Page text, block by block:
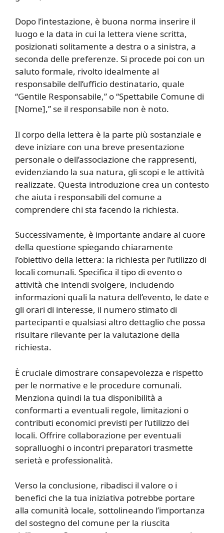
Dopo l’intestazione, è buona norma inserire il
luogo e la data in cui la lettera viene scritta,
posizionati solitamente a destra o a sinistra, a
seconda delle preferenze. Si procede poi con un
saluto formale, rivolto idealmente al
responsabile dell’ufficio destinatario, quale
“Gentile Responsabile,” o “Spettabile Comune di
[Nome],” se il responsabile non è noto.
Il corpo della lettera è la parte più sostanziale e
deve iniziare con una breve presentazione
personale o dell’associazione che rappresenti,
evidenziando la sua natura, gli scopi e le attività
realizzate. Questa introduzione crea un contesto
che aiuta i responsabili del comune a
comprendere chi sta facendo la richiesta.
Successivamente, è importante andare al cuore
della questione spiegando chiaramente
l’obiettivo della lettera: la richiesta per l’utilizzo di
locali comunali. Specifica il tipo di evento o
attività che intendi svolgere, includendo
informazioni quali la natura dell’evento, le date e
gli orari di interesse, il numero stimato di
partecipanti e qualsiasi altro dettaglio che possa
risultare rilevante per la valutazione della
richiesta.
È cruciale dimostrare consapevolezza e rispetto
per le normative e le procedure comunali.
Menziona quindi la tua disponibilità a
conformarti a eventuali regole, limitazioni o
contributi economici previsti per l’utilizzo dei
locali. Offrire collaborazione per eventuali
sopralluoghi o incontri preparatori trasmette
serietà e professionalità.
Verso la conclusione, ribadisci il valore o i
benefici che la tua iniziativa potrebbe portare
alla comunità locale, sottolineando l’importanza
del sostegno del comune per la riuscita